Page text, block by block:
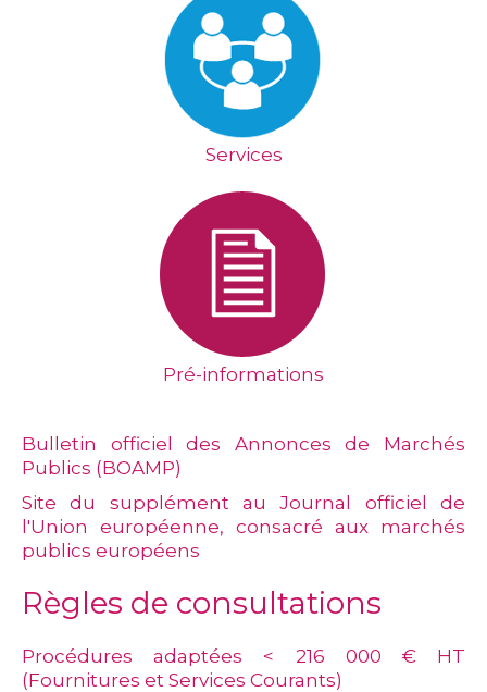
Services
Pré-informations
Bulletin officiel des Annonces de Marchés
Publics (BOAMP)
Site du supplément au Journal officiel de
l'Union européenne, consacré aux marchés
publics européens
Règles de consultations
Procédures adaptées < 216 000 € HT
(Fournitures et Services Courants)